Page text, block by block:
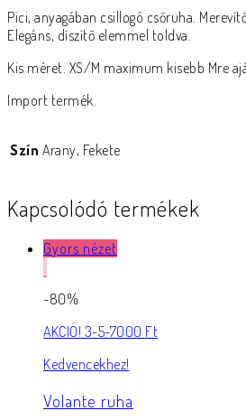
Pici, anyagában csillogó csőruha.
Elegáns, díszítő elemmel toldva.
Kis méret. XS/M maximum kisebb Mre
Import termék.
Szín Arany, Fekete
Kapcsolódó termékek
Gyors nézet
-80%
AKCIÓ! 3-5-7000 Ft
Kedvencekhez!
Volante ruha